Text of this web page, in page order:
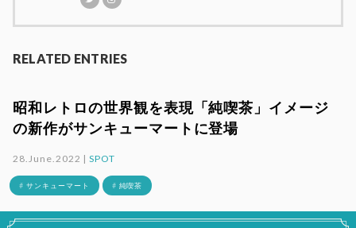
RELATED ENTRIES
昭和レトロの世界観を表現「純喫茶」イメージ
の新作がサンキューマートに登場
28.June.2022 |SPOT
# サンキューマート # 純喫茶